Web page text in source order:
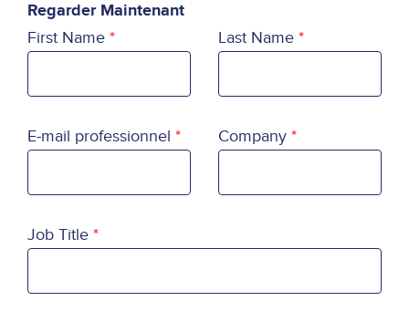
Regarder Maintenant
First Name Last Name
E-mail professionnel Company
Job Title